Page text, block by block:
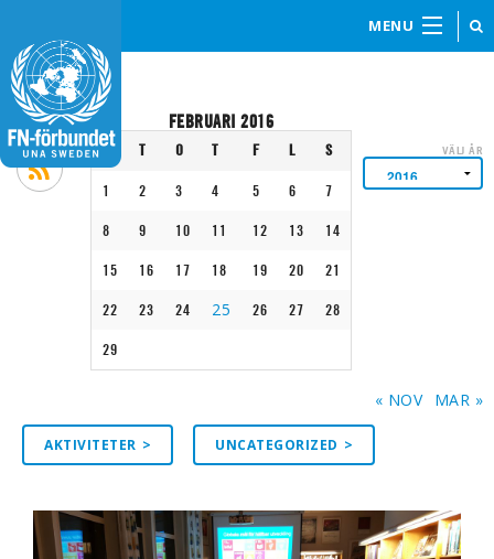
MENU
VÄLJ ÅR
FEBRUARI 2016
M T O T F L S
1 2 3 4 5 6 7
8 9 10 11 12 13 14
15 16 17 18 19 20 21
22 23 24 25 26 27 28
29
« NOV MAR »
AKTIVITETER UNCATEGORIZED